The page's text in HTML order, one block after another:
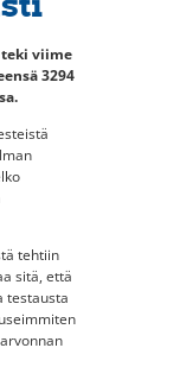
viime
3294
tehtiin
sitä, että
testausta